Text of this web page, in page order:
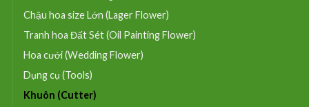
Chậu hoa size Lớn (Lager Flower)
Tranh hoa Đất Sét (Oil Painting Flower)
Hoa cưới (Wedding Flower)
Dụng cụ (Tools)
Khuôn (Cutter)